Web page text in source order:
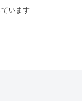
います